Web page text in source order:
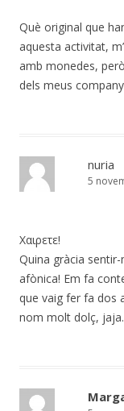
Què original que
aquesta activitat,
amb monedes,
dels meus
nuria
5
Χαιρετε!
Quina gràcia
afònica! Em fa
que vaig fer fa dos
nom molt dolç, jaja.